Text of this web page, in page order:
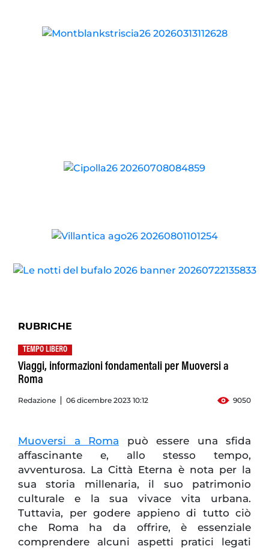
RUBRICHE
TEMPO LIBERO
Viaggi, informazioni fondamentali per Muoversi a
Roma
Redazione 06 dicembre 2023 10:12 9050
Muoversi a Roma può essere una sfida
affascinante e, allo stesso tempo,
avventurosa. La Città Eterna è nota per la
sua storia millenaria, il suo patrimonio
culturale e la sua vivace vita urbana.
Tuttavia, per godere appieno di tutto ciò
che Roma ha da offrire, è essenziale
comprendere alcuni aspetti pratici legati